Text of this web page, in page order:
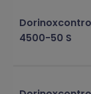
4500-50 S